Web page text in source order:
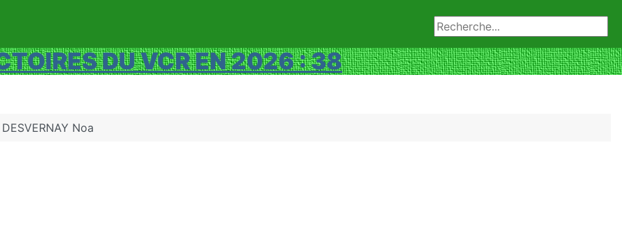
Rechercher
DU VCR EN 2026 : 38
DESVERNAY Noa